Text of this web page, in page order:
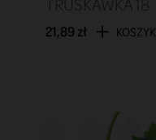
21,89 zł KOSZYK